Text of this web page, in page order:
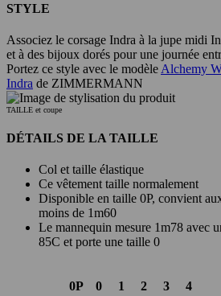
STYLE
Associez le corsage Indra à la jupe midi
et à des bijoux dorés pour une journée
Portez ce style avec le modèle Alchemy
Indra de ZIMMERMANN
TAILLE et coupe
DÉTAILS DE LA TAILLE
Col et taille élastique
Ce vêtement taille normalement
Disponible en taille 0P, convient
moins de 1m60
Le mannequin mesure 1m78 avec
85C et porte une taille 0
0P 0 1 2 3
4